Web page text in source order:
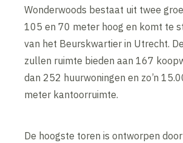
Wonderwoods bestaat uit twee
105 en 70 meter hoog en komt te
van het Beurskwartier in Utrecht.
zullen ruimte bieden aan 167
dan 252 huurwoningen en zo’n
meter kantoorruimte.
De hoogste toren is ontworpen